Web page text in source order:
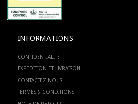
INFORMATIONS
CONFIDENTIALITÉ
EXPÉDITION ET LIVRAISON
CONTACTEZ-NOUS
TERMES & CONDITIONS